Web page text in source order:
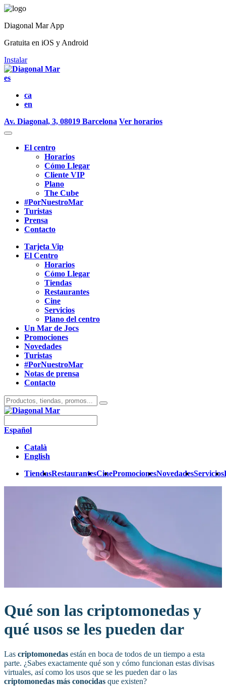
Diagonal Mar App
Gratuita en iOS y Android
Instalar
es
ca
en
Av. Diagonal, 3, 08019 Barcelona Ver horarios
El centro
Horarios
Cómo Llegar
Cliente VIP
Plano
The Cube
#PorNuestroMar
Turistas
Prensa
Contacto
Tarjeta Vip
El Centro
Horarios
Cómo Llegar
Tiendas
Restaurantes
Cine
Servicios
Plano del centro
Un Mar de Jocs
Promociones
Novedades
Turistas
#PorNuestroMar
Notas de prensa
Contacto
Español
Català
English
TiendasRestaurantesCinePromocionesNovedadesServicios
Qué son las criptomonedas y
qué usos se les pueden dar
Las criptomonedas están en boca de todos de un tiempo a esta
parte. ¿Sabes exactamente qué son y cómo funcionan estas divisas
virtuales, así como los usos que se les pueden dar o las
criptomonedas más conocidas que existen?